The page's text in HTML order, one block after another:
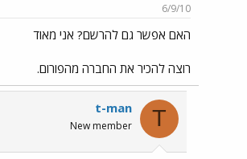
6/9/10
האם אפשר גם להרשם? אני מאוד
רוצה להכיר את החברה מהפורום.
T
t-man
New member